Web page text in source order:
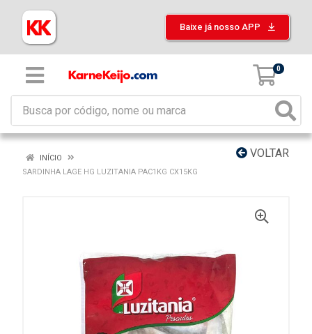
Baixe já nosso APP
0
VOLTAR
INÍCIO
SARDINHA LAGE HG LUZITANIA PAC1KG CX15KG